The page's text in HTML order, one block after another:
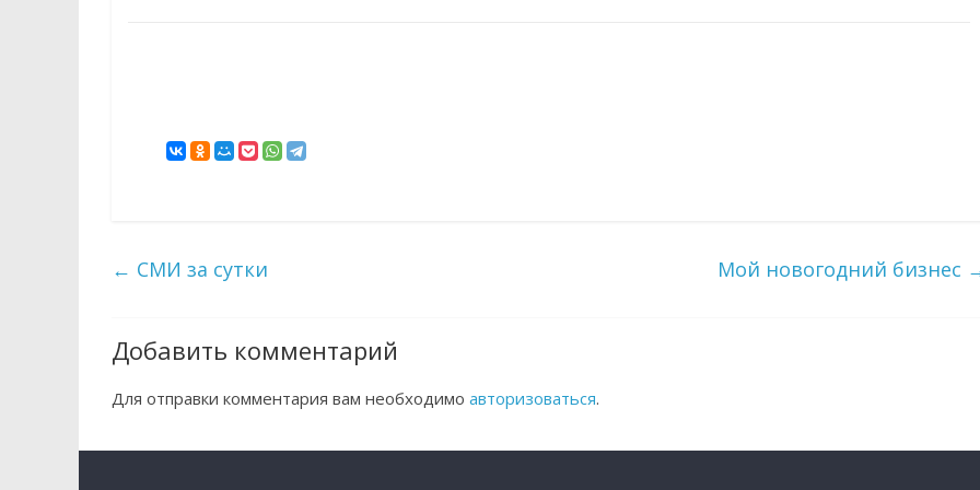
← СМИ за сутки Мой новогодний бизнес
Добавить комментарий
Для отправки комментария вам необходимо авторизоваться.